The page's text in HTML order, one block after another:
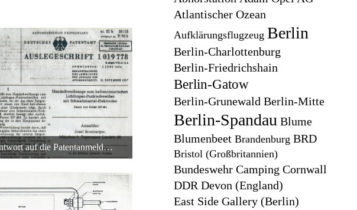
Zweite Antwort auf die Patentanmeldung des Punktschweißgeräts in Rüsselsheim
26. Oktober 2013 um 03:24
22
Atlantischer Ozean
Aufklärungsflugzeug Berlin
Berlin-Charlottenburg
Berlin-Friedrichshain
Berlin-Gatow
Berlin-Grunewald Berlin-Mitte
Berlin-Spandau Blume
Blumenbeet Brandenburg BRD
Bristol (Großbritannien)
Bundeswehr Camping Cornwall
DDR Devon (England)
East Side Gallery (Berlin)